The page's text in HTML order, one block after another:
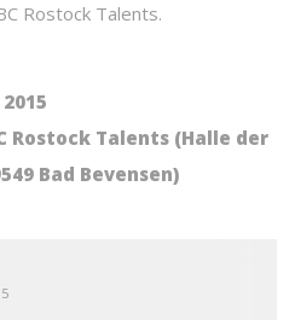
Rostock Talents.
Rostock Talents (Halle der
Bad Bevensen)